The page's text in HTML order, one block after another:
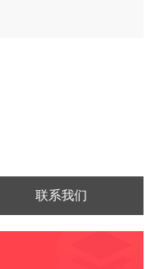
联系我们